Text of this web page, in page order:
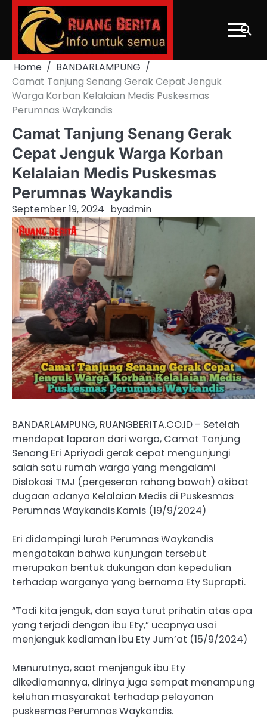
Skip
content
Home
BANDARLAMPUNG
Camat Tanjung Senang Gerak Cepat Jenguk
Warga Korban Kelalaian Medis Puskesmas
Perumnas Waykandis
Camat Tanjung Senang Gerak
Cepat Jenguk Warga Korban
Kelalaian Medis Puskesmas
Perumnas Waykandis
September 19, 2024 byadmin
BANDARLAMPUNG, RUANGBERITA.CO.ID – Setelah
mendapat laporan dari warga, Camat Tanjung
Senang Eri Apriyadi gerak cepat mengunjungi
salah satu rumah warga yang mengalami
Dislokasi TMJ (pergeseran rahang bawah) akibat
dugaan adanya Kelalaian Medis di Puskesmas
Perumnas Waykandis.Kamis (19/9/2024)
Eri didampingi lurah Perumnas Waykandis
mengatakan bahwa kunjungan tersebut
merupakan bentuk dukungan dan kepedulian
terhadap warganya yang bernama Ety Suprapti.
“Tadi kita jenguk, dan saya turut prihatin atas apa
yang terjadi dengan ibu Ety,” ucapnya usai
menjenguk kediaman ibu Ety Jum’at (15/9/2024)
Menurutnya, saat menjenguk ibu Ety
dikediamannya, dirinya juga sempat menampung
keluhan masyarakat terhadap pelayanan
puskesmas Perumnas Waykandis.